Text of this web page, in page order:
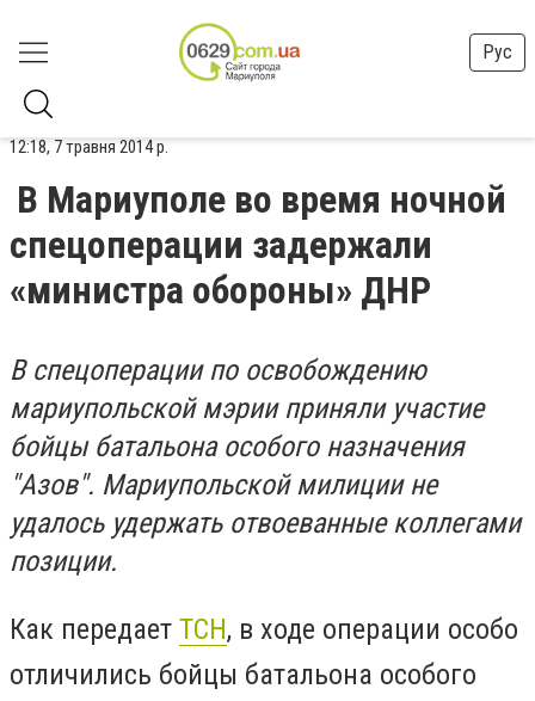
Рус
12:18, 7 травня 2014 р.
В Мариуполе во время ночной
спецоперации задержали
«министра обороны» ДНР
В спецоперации по освобождению
мариупольской мэрии приняли участие
бойцы батальона особого назначения
"Азов". Мариупольской милиции не
удалось удержать отвоеванные коллегами
позиции.
Как передает ТСН, в ходе операции особо
отличились бойцы батальона особого